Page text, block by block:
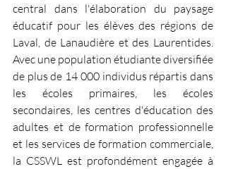
central dans l'élaboration du paysage
éducatif pour les élèves des régions de
Laval, de Lanaudière et des Laurentides.
Avec une population étudiante diversifiée
de plus de 14 000 individus répartis dans
les écoles primaires, les écoles
secondaires, les centres d'éducation des
adultes et de formation professionnelle
et les services de formation commerciale,
la CSSWL est profondément engagée à